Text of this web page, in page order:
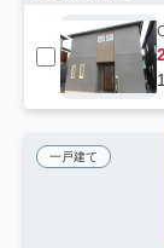
一戸建て